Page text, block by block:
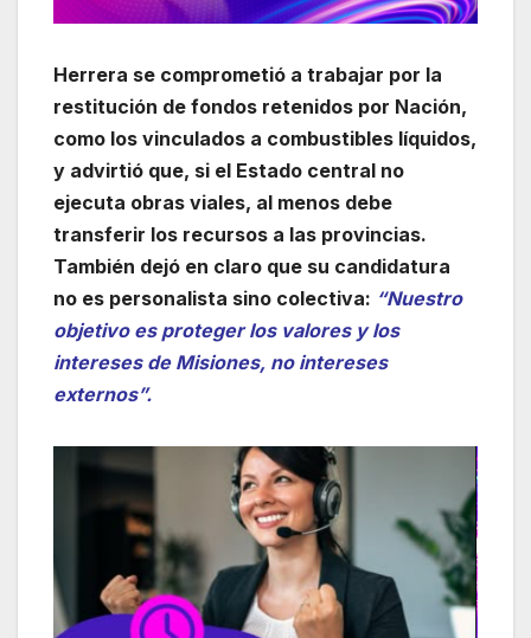
Herrera se comprometió a trabajar por la
restitución de fondos retenidos por Nación,
como los vinculados a combustibles líquidos,
y advirtió que, si el Estado central no
ejecuta obras viales, al menos debe
transferir los recursos a las provincias.
También dejó en claro que su candidatura
no es personalista sino colectiva: “Nuestro
objetivo es proteger los valores y los
intereses de Misiones, no intereses
externos”.